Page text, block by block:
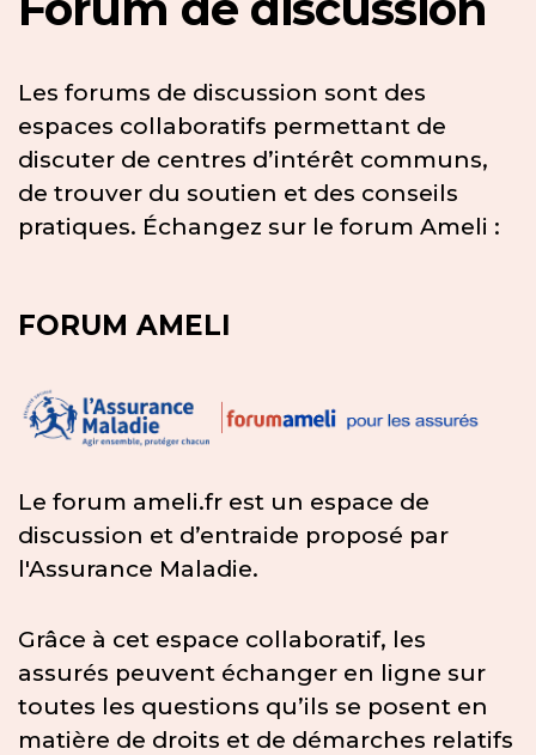
Les forums de discussion sont des
espaces collaboratifs permettant de
discuter de centres d’intérêt communs,
de trouver du soutien et des conseils
pratiques. Échangez sur le forum Ameli :
FORUM AMELI
Le forum ameli.fr est un espace de
discussion et d’entraide proposé par
l'Assurance Maladie.
Grâce à cet espace collaboratif, les
assurés peuvent échanger en ligne sur
toutes les questions qu’ils se posent en
matière de droits et de démarches relatifs